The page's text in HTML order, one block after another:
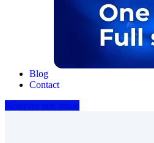
Blog
Contact
Réserver une démo